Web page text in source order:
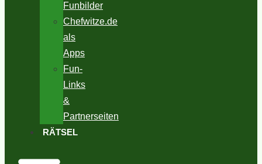
Funbilder
Chefwitze.de
als
Apps
Fun-
Links
&
Partnerseiten
RÄTSEL